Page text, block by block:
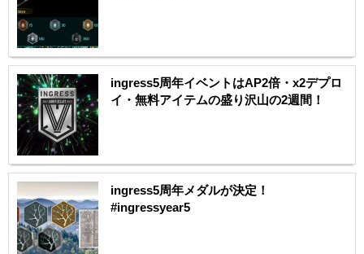
ingress5周年イベントはAP2倍・x2デプロ
イ・無料アイテムの盛り沢山の2週間！
ingress5周年メダルが決定！
#ingressyear5